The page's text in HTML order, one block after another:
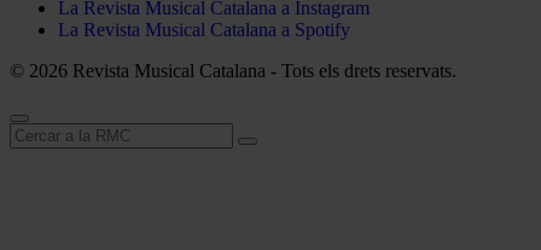
La Revista Musical Catalana a Instagram
La Revista Musical Catalana a Spotify
© 2026 Revista Musical Catalana - Tots els drets reservats.
Cerca